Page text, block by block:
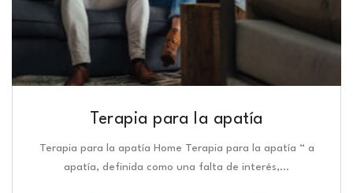
Terapia para la apatía
Terapia para la apatía Home Terapia para la apatía “ a
apatía, definida como una falta de interés,…